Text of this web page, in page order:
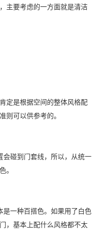
主要考虑的一方面就是清洁
定是根据空间的整体风格配
则可以供参考的。
碰到门套线，所以，从统一
。
一种百搭色。如果用了白色
，基本上配什么风格都不太